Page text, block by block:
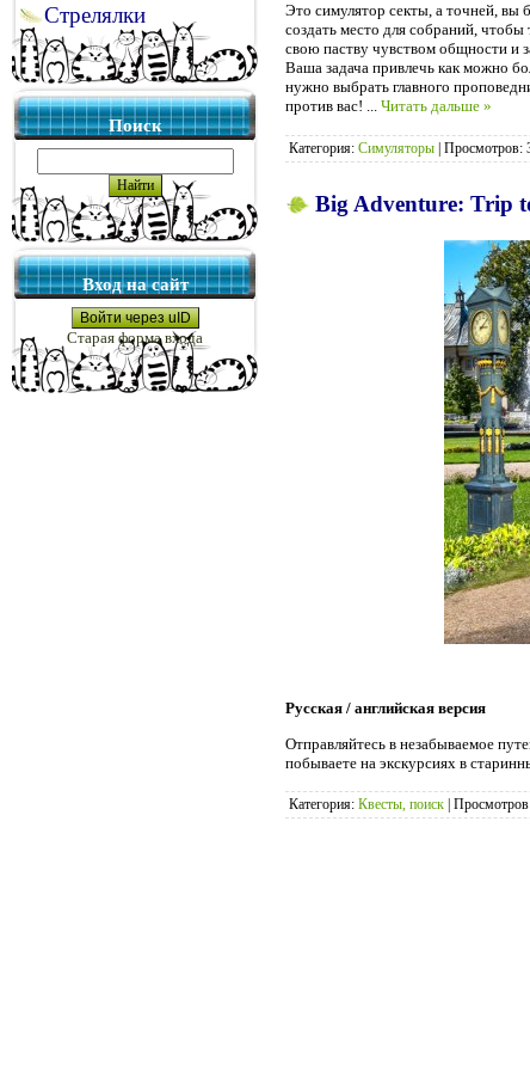
Стрелялки
Поиск
Вход на сайт
Войти через uID
Старая форма входа
Это симулятор секты, а точней, вы
создать место для собраний,
свою паству чувством общности и
Ваша задача привлечь как можно
нужно выбрать главного
против вас! ... Читать дальше »
Категория: Симуляторы | Просмотров:
Big Adventure: Trip
Русская / английская версия
Отправляйтесь в незабываемое
побываете на экскурсиях в
Категория: Квесты, поиск